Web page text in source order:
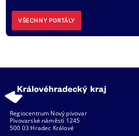
VŠECHNY PORTÁLY
Regiocentrum Nový pivovar
Pivovarské náměstí 1245
500 03 Hradec Králové